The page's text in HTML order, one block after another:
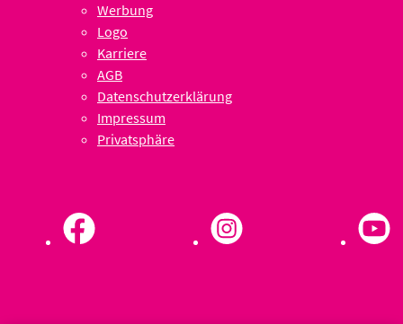
Werbung
Logo
Karriere
AGB
Datenschutzerklärung
Impressum
Privatsphäre